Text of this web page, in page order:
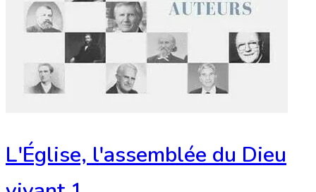
L'Église, l'assemblée du Dieu